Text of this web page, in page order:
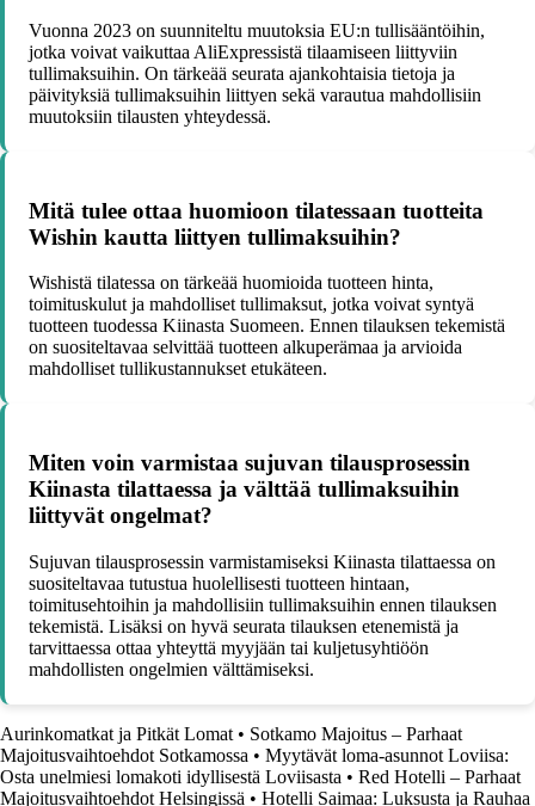
Vuonna 2023 on suunniteltu muutoksia EU:n tullisääntöihin,
jotka voivat vaikuttaa AliExpressistä tilaamiseen liittyviin
tullimaksuihin. On tärkeää seurata ajankohtaisia tietoja ja
päivityksiä tullimaksuihin liittyen sekä varautua mahdollisiin
muutoksiin tilausten yhteydessä.
Mitä tulee ottaa huomioon tilatessaan tuotteita
Wishin kautta liittyen tullimaksuihin?
Wishistä tilatessa on tärkeää huomioida tuotteen hinta,
toimituskulut ja mahdolliset tullimaksut, jotka voivat syntyä
tuotteen tuodessa Kiinasta Suomeen. Ennen tilauksen tekemistä
on suositeltavaa selvittää tuotteen alkuperämaa ja arvioida
mahdolliset tullikustannukset etukäteen.
Miten voin varmistaa sujuvan tilausprosessin
Kiinasta tilattaessa ja välttää tullimaksuihin
liittyvät ongelmat?
Sujuvan tilausprosessin varmistamiseksi Kiinasta tilattaessa on
suositeltavaa tutustua huolellisesti tuotteen hintaan,
toimitusehtoihin ja mahdollisiin tullimaksuihin ennen tilauksen
tekemistä. Lisäksi on hyvä seurata tilauksen etenemistä ja
tarvittaessa ottaa yhteyttä myyjään tai kuljetusyhtiöön
mahdollisten ongelmien välttämiseksi.
Aurinkomatkat ja Pitkät Lomat • Sotkamo Majoitus – Parhaat
Majoitusvaihtoehdot Sotkamossa • Myytävät loma-asunnot Loviisa:
Osta unelmiesi lomakoti idyllisestä Loviisasta • Red Hotelli – Parhaat
Majoitusvaihtoehdot Helsingissä • Hotelli Saimaa: Luksusta ja Rauhaa